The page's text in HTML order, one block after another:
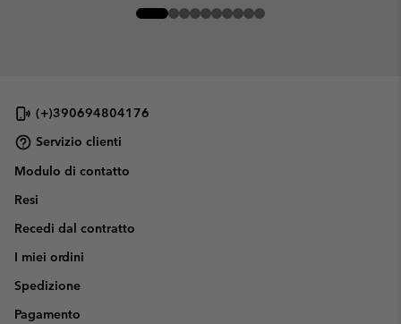
(+)390694804176
Servizio clienti
Modulo di contatto
Resi
Recedi dal contratto
I miei ordini
Spedizione
Pagamento